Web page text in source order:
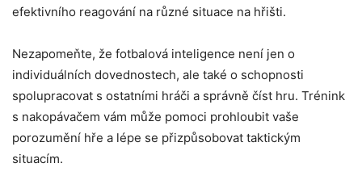
efektivního reagování na různé situace na hřišti.
Nezapomeňte, že fotbalová inteligence není jen o
individuálních dovednostech, ale také o schopnosti
spolupracovat s ostatními hráči a správně číst hru. Trénink
s nakopávačem vám může pomoci prohloubit vaše
porozumění hře a lépe se přizpůsobovat taktickým
situacím.